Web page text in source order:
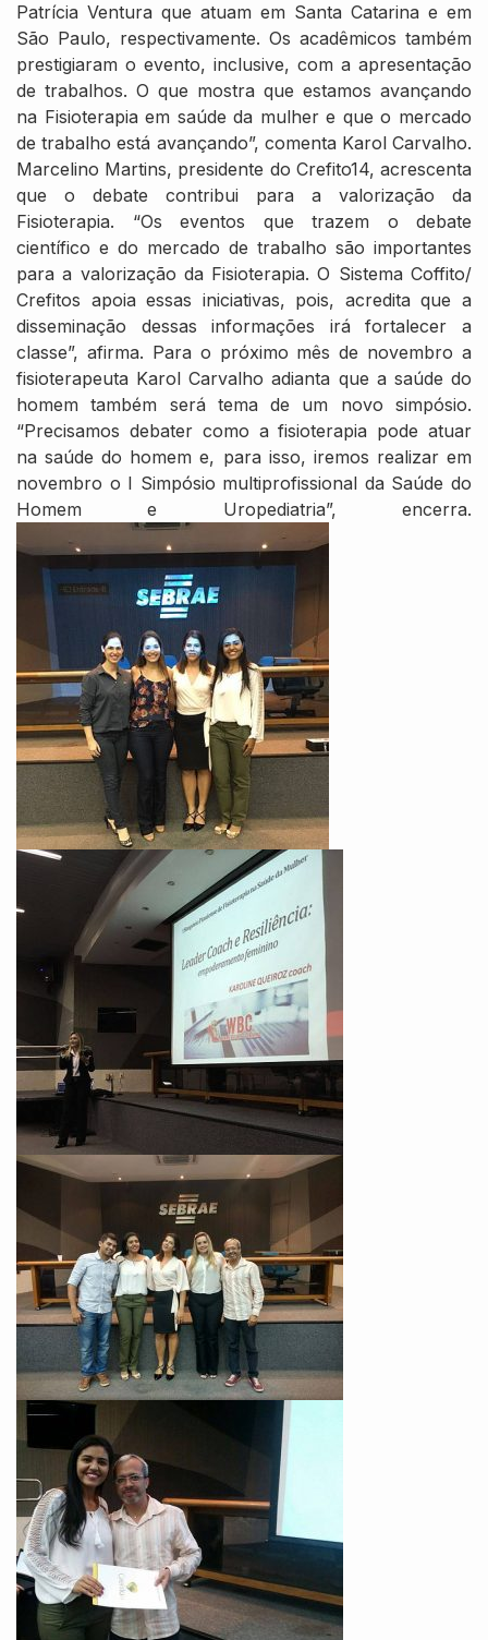
Patrícia Ventura que atuam em Santa Catarina e em
São Paulo, respectivamente. Os acadêmicos também
prestigiaram o evento, inclusive, com a apresentação
de trabalhos. O que mostra que estamos avançando
na Fisioterapia em saúde da mulher e que o mercado
de trabalho está avançando”, comenta Karol Carvalho.
Marcelino Martins, presidente do Crefito14, acrescenta
que o debate contribui para a valorização da
Fisioterapia. “Os eventos que trazem o debate
científico e do mercado de trabalho são importantes
para a valorização da Fisioterapia. O Sistema Coffito/
Crefitos apoia essas iniciativas, pois, acredita que a
disseminação dessas informações irá fortalecer a
classe”, afirma. Para o próximo mês de novembro a
fisioterapeuta Karol Carvalho adianta que a saúde do
homem também será tema de um novo simpósio.
“Precisamos debater como a fisioterapia pode atuar
na saúde do homem e, para isso, iremos realizar em
novembro o I Simpósio multiprofissional da Saúde do
Homem e Uropediatria”, encerra.​